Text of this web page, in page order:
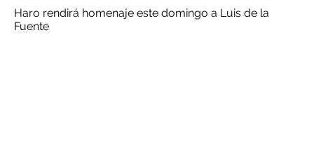
Haro rendirá homenaje este domingo a Luis de la
Fuente